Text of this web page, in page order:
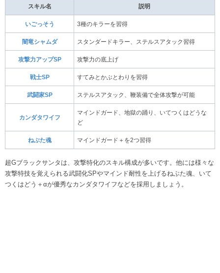
スキル名 説明
いごっそう 3種のキラーを習得
闇竜シャムダ スタンダードキラー、ステルスアタック習得
攻撃力アップSP 攻撃力の底上げ
戦士SP すてみとかぶとわりを習得
武闘家SP ステルスアタック、鞭装備で全体攻撃が可能
カンダタワイフ
マインドガード、地獄の踊り、いてつくはどうな
ど
ねぶた魂 マインドガード＋を2つ習得
超Gブラックサンタは、攻撃特化のスキル構成が多いです。他には様々な
攻撃特技を覚えられる武闘化SPやマインド耐性を上げるねぶた魂、いて
つくはどう＋αが優秀なカンダタワイフなどを採用しましょう。